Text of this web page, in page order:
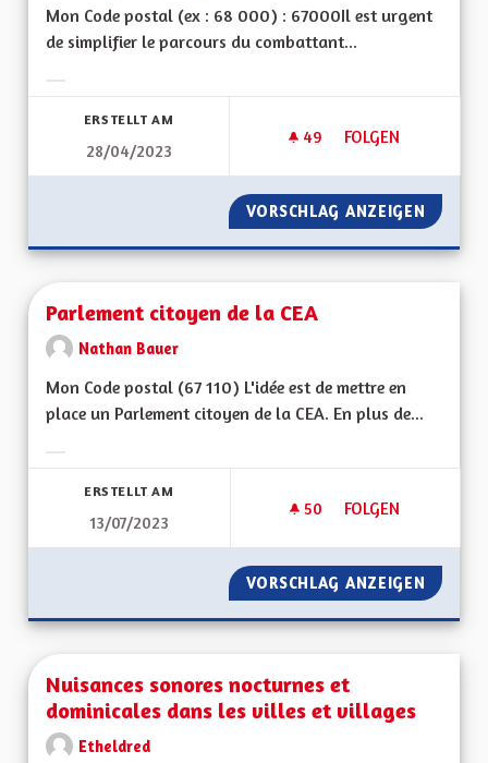
Mon Code postal (ex : 68 000) : 67000Il est urgent
de simplifier le parcours du combattant...
ERSTELLT AM
28/04/2023
49 49 FOLLOWER
FOLGEN
PERTE
VORSCHLAG ANZEIGEN
Parlement citoyen de la CEA
Nathan Bauer
Mon Code postal (67 110) L'idée est de mettre en
place un Parlement citoyen de la CEA. En plus de...
ERSTELLT AM
13/07/2023
50 50 FOLLOWER
FOLGEN
PARLEMENT
VORSCHLAG ANZEIGEN
Nuisances sonores nocturnes et
dominicales dans les villes et villages
Etheldred